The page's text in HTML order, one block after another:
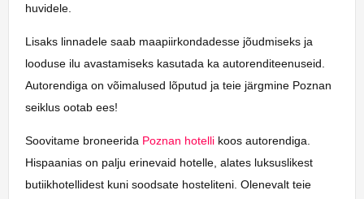
huvidele.
Lisaks linnadele saab maapiirkondadesse jõudmiseks ja
looduse ilu avastamiseks kasutada ka autorenditeenuseid.
Autorendiga on võimalused lõputud ja teie järgmine Poznan
seiklus ootab ees!
Soovitame broneerida Poznan hotelli koos autorendiga.
Hispaanias on palju erinevaid hotelle, alates luksuslikest
butiikhotellidest kuni soodsate hosteliteni. Olenevalt teie